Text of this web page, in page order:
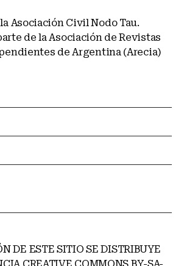
Asociación Civil Nodo Tau.
de la Asociación de Revistas
de Argentina (Arecia)
DE ESTE SITIO SE DISTRIBUYE
CREATIVE COMMONS BY-SA-